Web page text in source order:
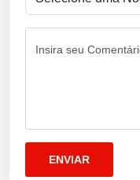
Insira seu